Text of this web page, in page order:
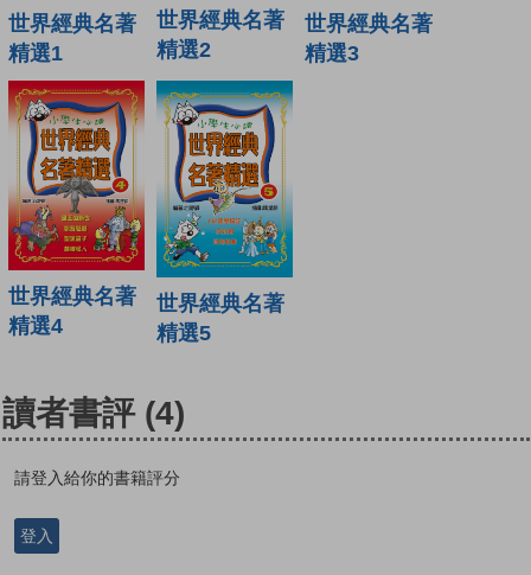
世界經典名著
精選1
世界經典名著
精選2
世界經典名著
精選3
世界經典名著
精選4
世界經典名著
精選5
讀者書評 (4)
請登入給你的書籍評分
登入